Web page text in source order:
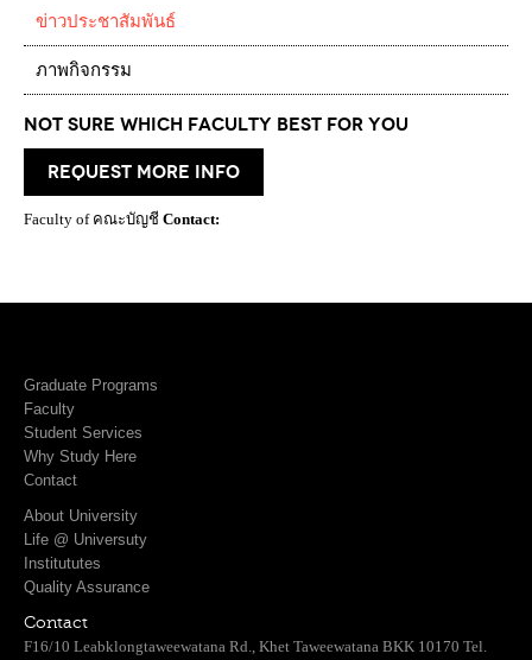
ข่าวประชาสัมพันธ์
ภาพกิจกรรม
Not Sure which Faculty best for you
request more info
Faculty of คณะบัญชี Contact:
Graduate Programs
Faculty
Student Services
Why Study Here
Contact
About University
Life @ Universuty
Institututes
Quality Assurance
Contact
F16/10 Leabklongtaweewatana Rd., Khet Taweewatana BKK 10170 Tel.